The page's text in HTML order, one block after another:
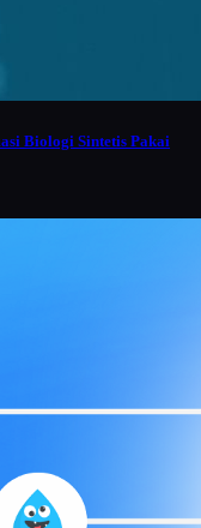
Biologi Sintetis Pakai